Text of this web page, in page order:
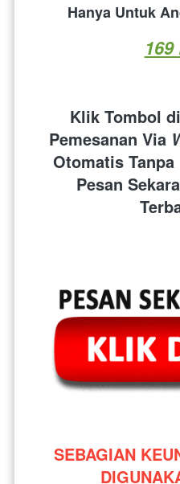
Hanya Untuk
Klik Tombol
Pemesanan Via
Otomatis
Pesan
SEBAGIAN